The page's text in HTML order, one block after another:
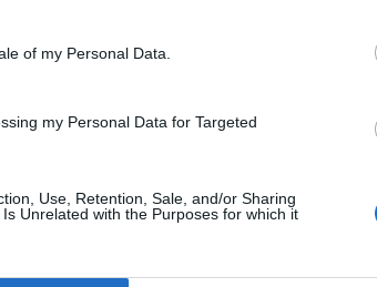
of my Personal Data.
my Personal Data for Targeted
Use, Retention, Sale, and/or Sharing
Unrelated with the Purposes for which it
šventės: artimieji laukė dvi savaites